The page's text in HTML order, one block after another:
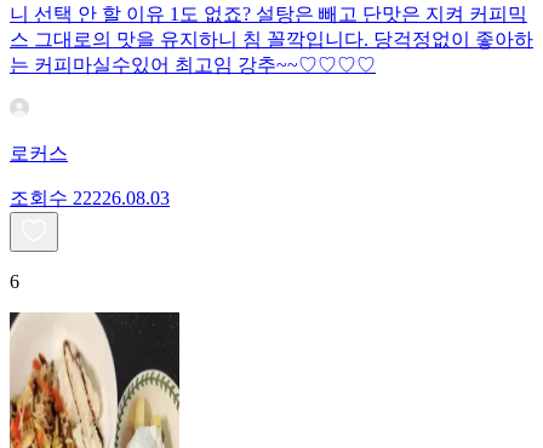
니 선택 안 할 이유 1도 없죠? 설탕은 빼고 단맛은 지켜 커피믹
스 그대로의 맛을 유지하니 침 꼴깍입니다. 당걱정없이 좋아하
는 커피마실수있어 최고임 강추~~♡♡♡♡
로커스
조회수 22226.08.03
6